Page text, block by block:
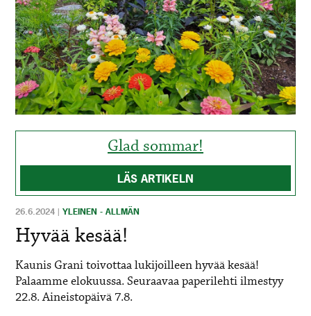
HISTORIA
HISTORIA
YLEINEN
ALLMÄN
MAINOSTAJILLE
FÖR
ANNONSÖRER
Glad sommar!
LÄS ARTIKELN
26.6.2024 |YLEINEN - ALLMÄN
Hyvää kesää!
Kaunis Grani toivottaa lukijoilleen hyvää kesää!
Palaamme elokuussa. Seuraavaa paperilehti ilmestyy
22.8. Aineistopäivä 7.8.